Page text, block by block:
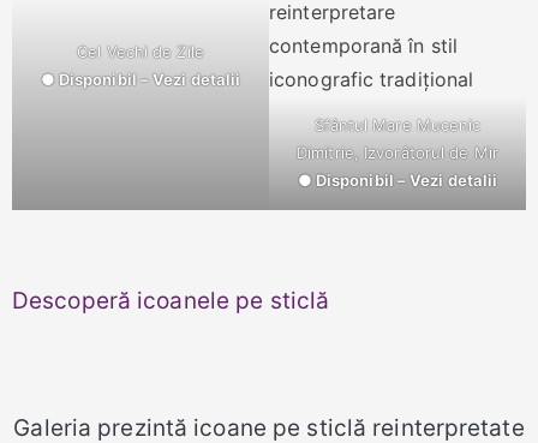
Cel Vechi de Zile
● Disponibil – Vezi detalii
Sfântul Mare Mucenic
Dimitrie, Izvorâtorul de Mir
● Disponibil – Vezi detalii
Descoperă icoanele pe sticlă
Galeria prezintă icoane pe sticlă reinterpretate